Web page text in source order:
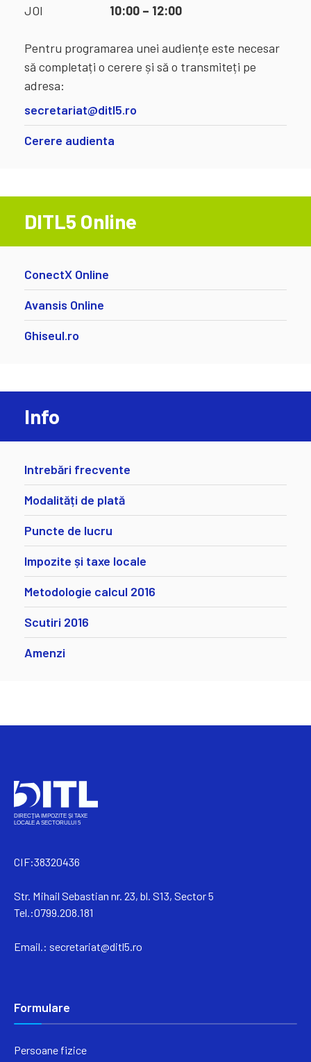
JOI 10:00 – 12:00
Pentru programarea unei audiențe este necesar
să completați o cerere și să o transmiteți pe
adresa:
secretariat@ditl5.ro
Cerere audienta
DITL5 Online
ConectX Online
Avansis Online
Ghiseul.ro
Info
Intrebări frecvente
Modalități de plată
Puncte de lucru
Impozite și taxe locale
Metodologie calcul 2016
Scutiri 2016
Amenzi
CIF:38320436
Str. Mihail Sebastian nr. 23, bl. S13, Sector 5
Tel.:0799.208.181
Email.: secretariat@ditl5.ro
Formulare
Persoane fizice